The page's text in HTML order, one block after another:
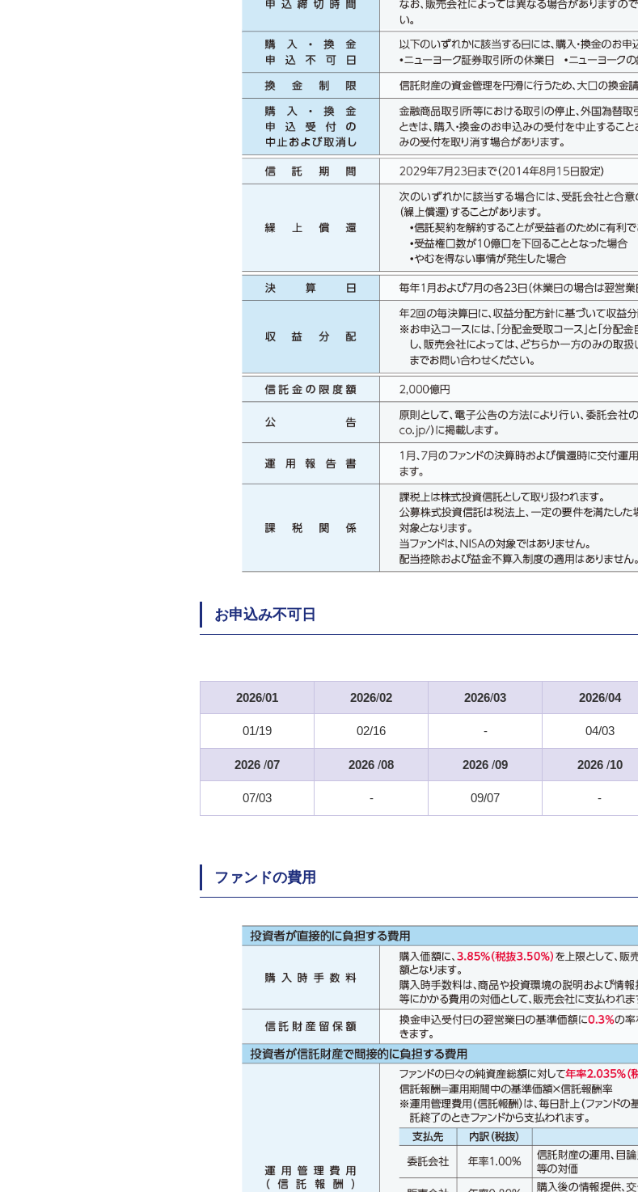
お申込み不可日
2026/01 2026/02 2026/03 2026/04
01/19 02/16 - 04/03
2026 /07 2026 /08 2026 /09 2026 /10
07/03 - 09/07 -
ファンドの費用